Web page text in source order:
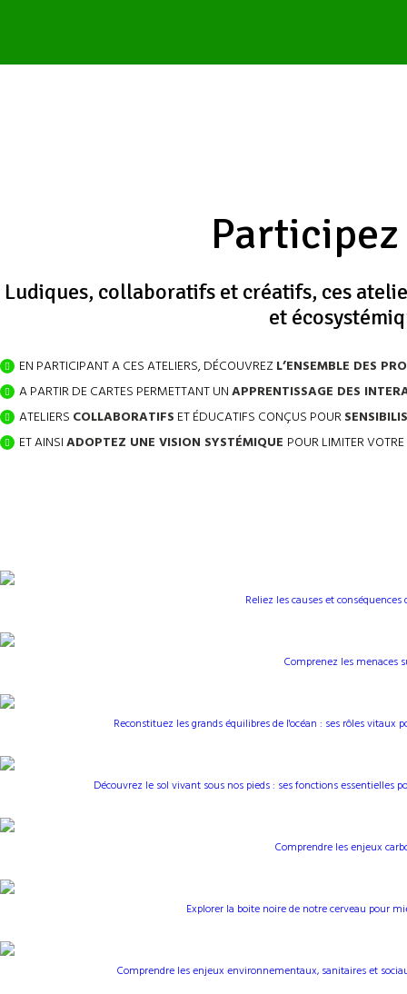
Ludiques, collaboratifs et créatifs, ces
et
EN PARTICIPANT A CES ATELIERS, DÉCOUVREZL’ENSEMBLE DES
A PARTIR DE CARTES PERMETTANT UNAPPRENTISSAGE DES
ATELIERS COLLABORATIFS ET ÉDUCATIFS CONÇUS POUR
ET AINSIADOPTEZ UNE VISION SYSTÉMIQUE POUR LIMITER VOTRE
Reliez les causes et
Comprenez les menaces
Reconstituez les grands équilibres de l'océan : ses rôles
Découvrez le sol vivant sous nos pieds : ses fonctions
Comprendre les enjeux
Explorer la boite noire de notre cerveau pour
Comprendre les enjeux environnementaux, sanitaires et